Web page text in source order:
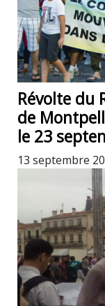
Révolte du
de
le 23
13 septembre